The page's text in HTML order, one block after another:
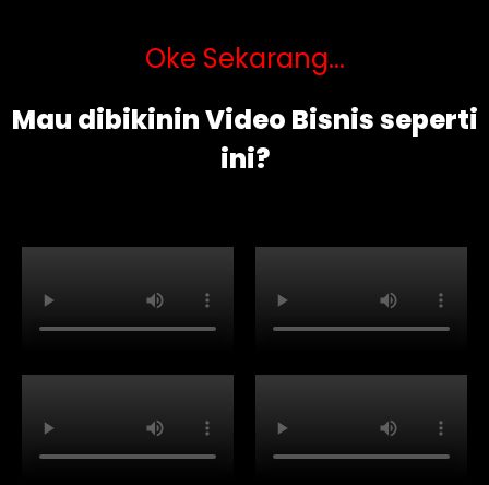
Oke Sekarang...
Mau dibikinin Video Bisnis seperti
ini?